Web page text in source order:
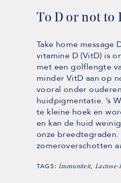
To D or not to
Take home
vitamine D (VitD) is
met een golflengte
minder VitD aan op
vooral onder
huidpigmentatie. ’s
te kleine hoek en
en kan de huid
onze breedtegraden.
zomeroverschotten
TAGS:Immuniteit,